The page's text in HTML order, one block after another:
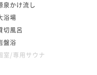
フェイシャルを選
＜★基本懐石＞
- 18:00 OUT10:00
利用で最大5％OFF
泉かけ流し
浴場
切風呂
盤浴
室/専用サウナ